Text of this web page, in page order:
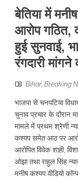
बेतिया में
आरोप गठित,
हुई सुनवाई,
रंगदारी
Bihar, Breaking
भाजपा से चनपटिया
चुनाव प्रचार के दौरान
मामले में प्रथम श्रेणी
कश्यप समेत आठ पर
आरोपित विवेक शाही,
ओझा तथा राहुल सिंह
मनीष कश्यप वीडियो